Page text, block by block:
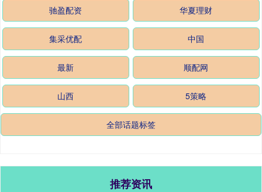
驰盈配资 华夏理财
集采优配 中国
最新 顺配网
山西 5策略
全部话题标签
推荐资讯